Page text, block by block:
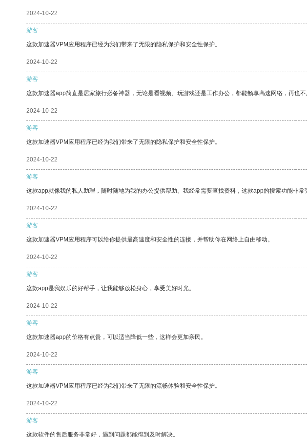
2024-10-22
游客
这款加速器VPM应用程序已经为我们带来了无限的隐私保护和安全性保护。
2024-10-22
游客
这款加速器app简直是居家旅行必备神器，无论是看视频、玩游戏还是工作办公，都能畅享高速网络，再也
2024-10-22
游客
这款加速器VPM应用程序已经为我们带来了无限的隐私保护和安全性保护。
2024-10-22
游客
这款app就像我的私人助理，随时随地为我的办公提供帮助。我经常需要查找资料，这款app的搜索功能非常
2024-10-22
游客
这款加速器VPM应用程序可以给你提供最高速度和安全性的连接，并帮助你在网络上自由移动。
2024-10-22
游客
这款app是我娱乐的好帮手，让我能够放松身心，享受美好时光。
2024-10-22
游客
这款加速器app的价格有点贵，可以适当降低一些，这样会更加亲民。
2024-10-22
游客
这款加速器VPM应用程序已经为我们带来了无限的流畅体验和安全性保护。
2024-10-22
游客
这款软件的售后服务非常好，遇到问题都能得到及时解决。